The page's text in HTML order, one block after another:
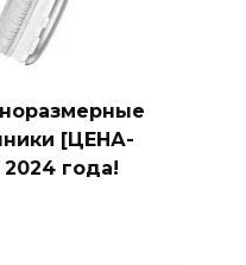
[ЦЕНА-
года!